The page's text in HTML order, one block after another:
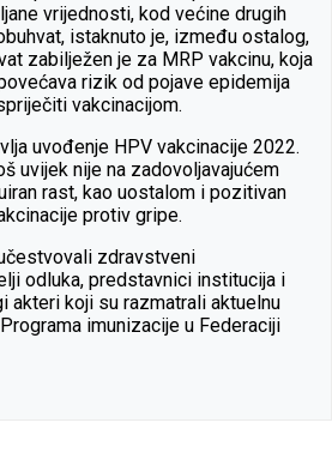
vrijednosti, kod većine drugih
istaknuto je, između ostalog,
zabilježen je za MRP vakcinu, koja
rizik od pojave epidemija
vakcinacijom.
uvođenje HPV vakcinacije 2022.
uvijek nije na zadovoljavajućem
rast, kao uostalom i pozitivan
protiv gripe.
zdravstveni
odluka, predstavnici institucija i
akteri koji su razmatrali aktuelnu
imunizacije u Federaciji